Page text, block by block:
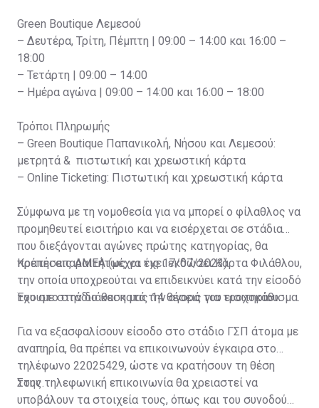
Green Boutique Λεμεσού
– Δευτέρα, Τρίτη, Πέμπτη | 09:00 – 14:00 και 16:00 –
18:00
– Τετάρτη | 09:00 – 14:00
– Ημέρα αγώνα | 09:00 – 14:00 και 16:00 – 18:00
Τρόποι Πληρωμής
– Green Boutique Παπανικολή, Νήσου και Λεμεσού:
μετρητά & πιστωτική και χρεωστική κάρτα
– Online Ticketing: Πιστωτική και χρεωστική κάρτα
Σύμφωνα με τη νομοθεσία για να μπορεί ο φίλαθλος να
προμηθευτεί εισιτήριο και να εισέρχεται σε στάδια
που διεξάγονται αγώνες πρώτης κατηγορίας, θα
πρέπει απαραιτήτως να έχει εκδώσει Κάρτα Φιλάθλου,
την οποία υποχρεούται να επιδεικνύει κατά την είσοδό
του στο στάδιο και κατά την αγορά του εισιτηρίου.
Κρατήσεις ΑΜΕΑ (μέχρι τις 17/07/2023)
Έχουμε στην διάθεση μας 14 θέσεις για τροχοκάθισμα.
Για να εξασφαλίσουν είσοδο στο στάδιο ΓΣΠ άτομα με
αναπηρία, θα πρέπει να επικοινωνούν έγκαιρα στο
τηλέφωνο 22025429, ώστε να κρατήσουν τη θέση
τους.
Στην τηλεφωνική επικοινωνία θα χρειαστεί να
υποβάλουν τα στοιχεία τους, όπως και του συνοδού